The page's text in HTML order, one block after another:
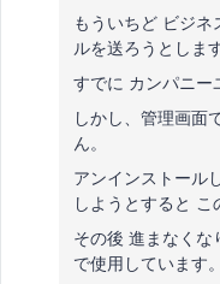
もういちど ビジ
ルを送ろうとしま
すでに カンパニー
しかし、管理画面
ん。
アンインストール
しようとすると
その後 進まなくな
で使用しています。